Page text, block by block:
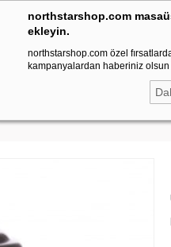
northstarshop.com
ekleyin.
northstarshop.com özel
kampanyalardan haberiniz
FENER